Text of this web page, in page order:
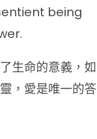
being
生命的意義，如
，愛是唯一的答